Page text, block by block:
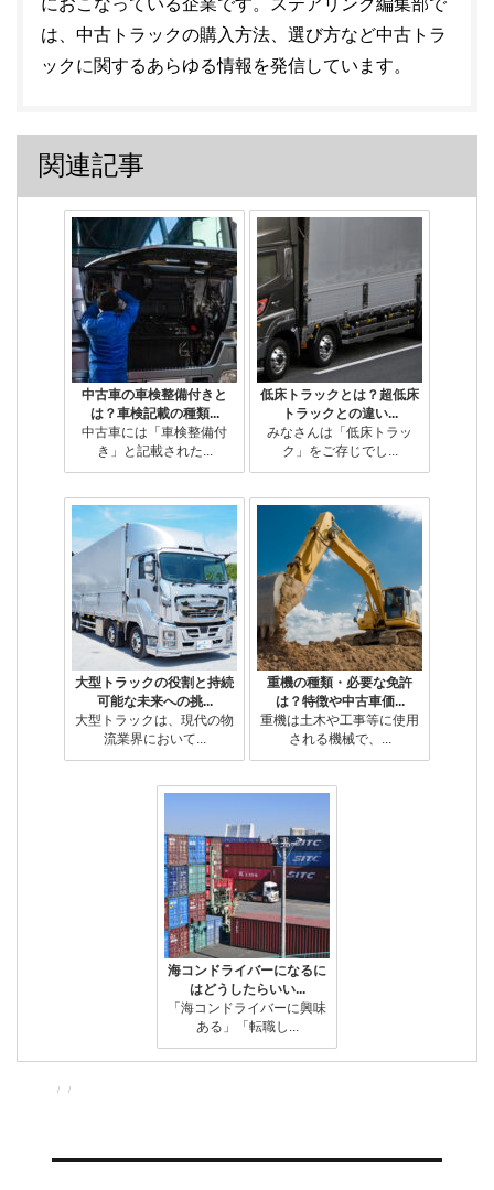
におこなっている企業です。ステアリンク編集部で
は、中古トラックの購入方法、選び方など中古トラ
ックに関するあらゆる情報を発信しています。
関連記事
中古車の車検整備付きと
は？車検記載の種類...
中古車には「車検整備付
き」と記載された...
低床トラックとは？超低床
トラックとの違い...
みなさんは「低床トラッ
ク」をご存じでし...
大型トラックの役割と持続
可能な未来への挑...
大型トラックは、現代の物
流業界において...
重機の種類・必要な免許
は？特徴や中古車価...
重機は土木や工事等に使用
される機械で、...
海コンドライバーになるに
はどうしたらいい...
「海コンドライバーに興味
ある」「転職し...
投
投